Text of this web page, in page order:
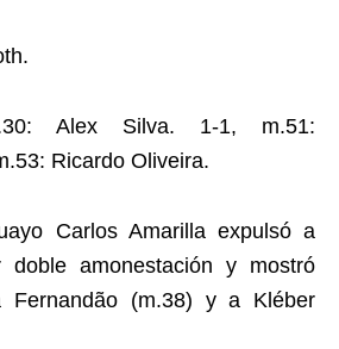
Alex Silva. 1-1, m.51:
Ricardo Oliveira.
Carlos Amarilla expulsó a
doble amonestación y mostró
Fernandão (m.38) y a Kléber